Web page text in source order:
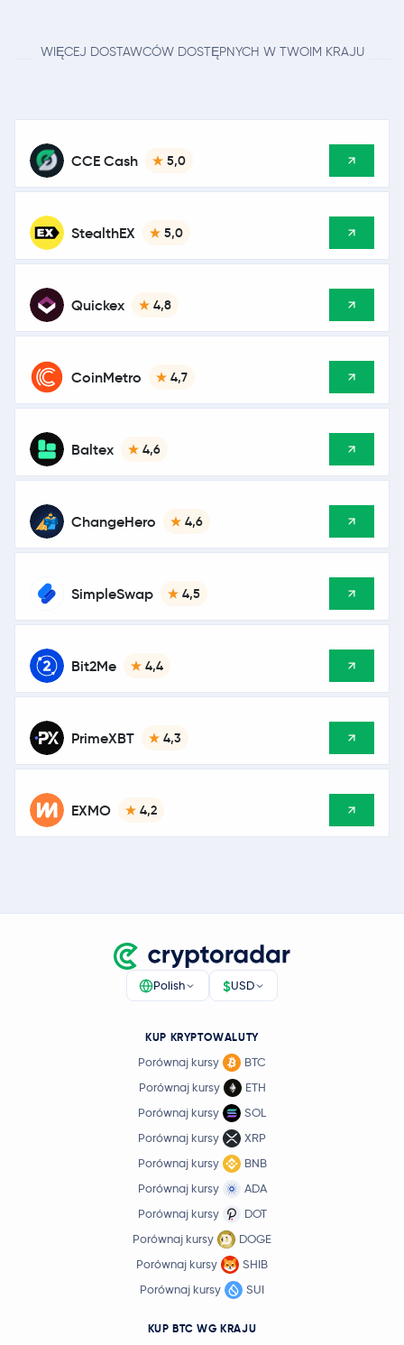
WIĘCEJ DOSTAWCÓW DOSTĘPNYCH W TWOIM KRAJU
CCE Cash 5,0
StealthEX 5,0
Quickex 4,8
CoinMetro 4,7
Baltex 4,6
ChangeHero 4,6
SimpleSwap 4,5
Bit2Me 4,4
PrimeXBT 4,3
EXMO 4,2
Polish $USD
KUP KRYPTOWALUTY
Porównaj kursy
BTC
Porównaj kursy
ETH
Porównaj kursy
SOL
Porównaj kursy
XRP
Porównaj kursy
BNB
Porównaj kursy
ADA
Porównaj kursy
DOT
Porównaj kursy
DOGE
Porównaj kursy
SHIB
Porównaj kursy
SUI
KUP BTC WG KRAJU